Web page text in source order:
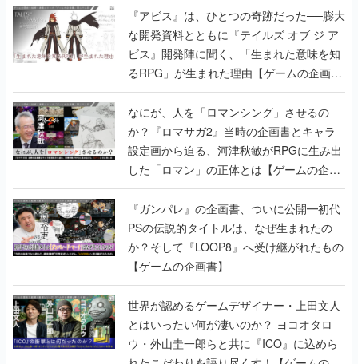
『アビス』は、ひとつの奇跡だった──膨大
な開発資料とともに『テイルズ オブ ジ ア
ビス』開発陣に聞く、「生まれた意味を知
るRPG」が生まれた理由【ゲームの企画
書】
なにが、人を「ロマンシング」させるの
か？『ロマサガ2』当時の企画書とキャラ
設定画から迫る、河津秋敏がRPGに生み出
した「ロマン」の正体とは【ゲームの企画
書】
『ガンパレ』の企画書、ついに公開━初代
PSの伝説的タイトルは、なぜ生まれたの
か？そして『LOOP8』へ受け継がれたもの
【ゲームの企画書】
世界が認めるゲームデザイナー・上田文人
とはいったい何が凄いのか？ ヨコオタロ
ウ・外山圭一郎らと共に『ICO』に込めら